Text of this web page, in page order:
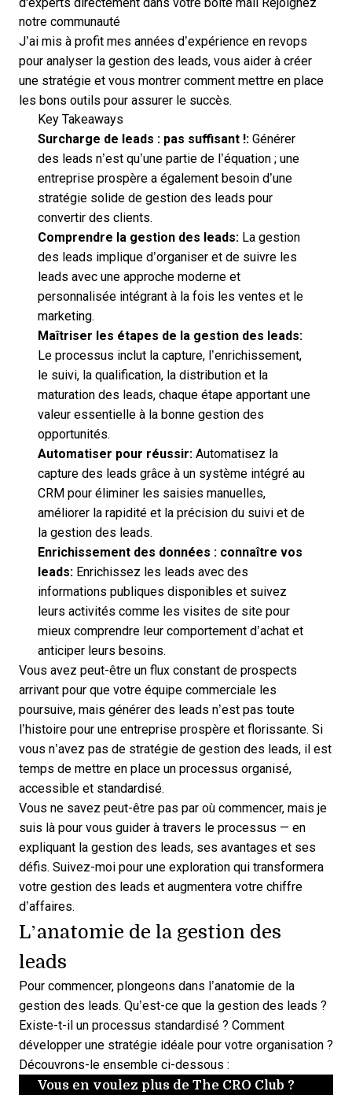
d'experts directement dans votre boîte mail
Rejoignez
notre communauté
J’ai mis à profit mes années d’expérience en revops
pour analyser la gestion des leads, vous aider à créer
une stratégie et vous montrer comment mettre en place
les bons outils pour assurer le succès.
Key Takeaways
Surcharge de leads : pas suffisant !: Générer
des leads n’est qu’une partie de l’équation ; une
entreprise prospère a également besoin d’une
stratégie solide de gestion des leads pour
convertir des clients.
Comprendre la gestion des leads: La gestion
des leads implique d’organiser et de suivre les
leads avec une approche moderne et
personnalisée intégrant à la fois les ventes et le
marketing.
Maîtriser les étapes de la gestion des leads:
Le processus inclut la capture, l’enrichissement,
le suivi, la qualification, la distribution et la
maturation des leads, chaque étape apportant une
valeur essentielle à la bonne gestion des
opportunités.
Automatiser pour réussir: Automatisez la
capture des leads grâce à un système intégré au
CRM pour éliminer les saisies manuelles,
améliorer la rapidité et la précision du suivi et de
la gestion des leads.
Enrichissement des données : connaître vos
leads: Enrichissez les leads avec des
informations publiques disponibles et suivez
leurs activités comme les visites de site pour
mieux comprendre leur comportement d’achat et
anticiper leurs besoins.
Vous avez peut-être un flux constant de prospects
arrivant pour que votre équipe commerciale les
poursuive, mais générer des leads n’est pas toute
l’histoire pour une entreprise prospère et florissante. Si
vous n’avez pas de stratégie de gestion des leads, il est
temps de mettre en place un processus organisé,
accessible et standardisé.
Vous ne savez peut-être pas par où commencer, mais je
suis là pour vous guider à travers le processus — en
expliquant la gestion des leads, ses avantages et ses
défis. Suivez-moi pour une exploration qui transformera
votre gestion des leads et augmentera votre chiffre
d’affaires.
L’anatomie de la gestion des
leads
Pour commencer, plongeons dans l’anatomie de la
gestion des leads. Qu’est-ce que la gestion des leads ?
Existe-t-il un processus standardisé ? Comment
développer une stratégie idéale pour votre organisation ?
Découvrons-le ensemble ci-dessous :
Vous en voulez plus de The CRO Club ?